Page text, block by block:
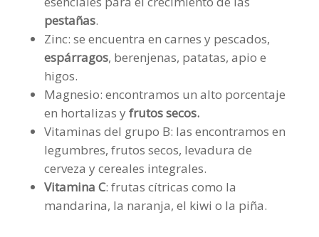
pestañas.
Zinc: se encuentra en carnes y pescados,
espárragos, berenjenas, patatas, apio e
higos.
Magnesio: encontramos un alto porcentaje
en hortalizas yfrutos secos.
Vitaminas del grupo B: las encontramos en
legumbres, frutos secos, levadura de
cerveza y cereales integrales.
Vitamina C: frutas cítricas como la
mandarina, la naranja, el kiwi o la piña.